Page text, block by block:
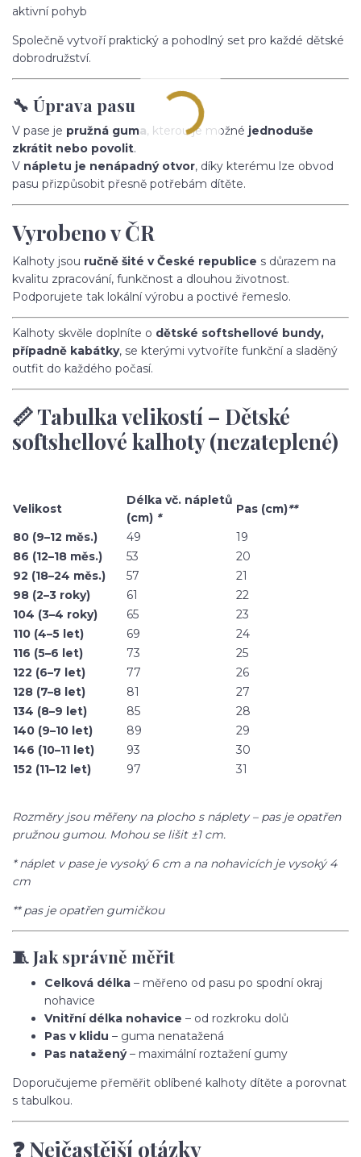
aktivní pohyb
Společně vytvoří praktický a pohodlný set pro každé dětské
dobrodružství.
🔧 Úprava pasu
V pase je pružná guma, kterou je možné jednoduše
zkrátit nebo povolit.
V nápletu je nenápadný otvor, díky kterému lze obvod
pasu přizpůsobit přesně potřebám dítěte.
Vyrobeno v ČR
Kalhoty jsou ručně šité v České republice s důrazem na
kvalitu zpracování, funkčnost a dlouhou životnost.
Podporujete tak lokální výrobu a poctivé řemeslo.
Kalhoty skvěle doplníte o dětské softshellové bundy,
případně kabátky, se kterými vytvoříte funkční a sladěný
outfit do každého počasí.
📏 Tabulka velikostí – Dětské
softshellové kalhoty (nezateplené)
Velikost
Délka vč. nápletů
(cm) *
Pas (cm)**
80 (9–12 měs.)
49
19
86 (12–18 měs.)
53
20
92 (18–24 měs.)
57
21
98 (2–3 roky)
61
22
104 (3–4 roky)
65
23
110 (4–5 let)
69
24
116 (5–6 let)
73
25
122 (6–7 let)
77
26
128 (7–8 let)
81
27
134 (8–9 let)
85
28
140 (9–10 let)
89
29
146 (10–11 let)
93
30
152 (11–12 let)
97 31
Rozměry jsou měřeny na plocho s náplety – pas je opatřen
pružnou gumou. Mohou se lišit ±1 cm.
* náplet v pase je vysoký 6 cm a na nohavicích je vysoký 4
cm
** pas je opatřen gumičkou
🧵 Jak správně měřit
Celková délka – měřeno od pasu po spodní okraj
nohavice
Vnitřní délka nohavice – od rozkroku dolů
Pas v klidu – guma nenatažená
Pas natažený– maximální roztažení gumy
Doporučujeme přeměřit oblíbené kalhoty dítěte a porovnat
s tabulkou.
❓ Nejčastější otázky